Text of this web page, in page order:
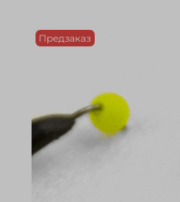
Предзаказ